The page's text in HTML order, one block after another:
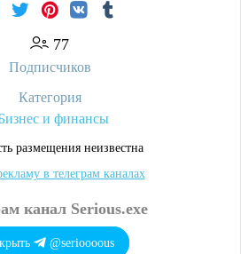
канал Serious.exe
@serioooous
77
Подписчиков
Категория
и финансы
размещения неизвестна
в телеграм каналах